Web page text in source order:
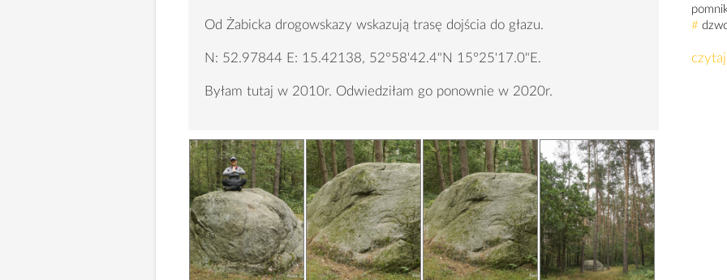
Od Żabicka drogowskazy wskazują trasę dojścia do głazu.
N: 52.97844 E: 15.42138, 52°58'42.4"N 15°25'17.0"E.
Byłam tutaj w 2010r. Odwiedziłam go ponownie w 2020r.
#